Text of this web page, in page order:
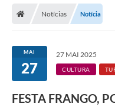
Portal do Cidadão
Links Úteis
Notícias Notícia
MAI
27
27 MAI 2025
CULTURA
FESTA FRANGO,